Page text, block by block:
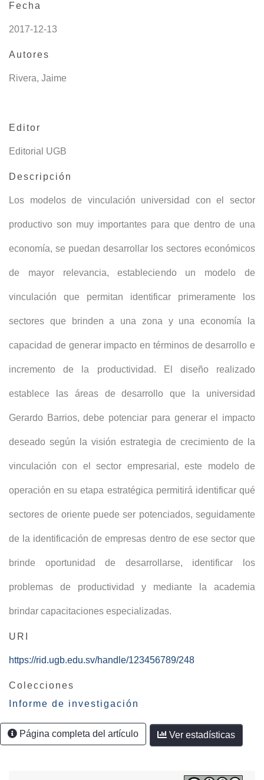
Fecha
2017-12-13
Autores
Rivera, Jaime
Editor
Editorial UGB
Descripción
Los modelos de vinculación universidad con el sector
productivo son muy importantes para que dentro de una
economía, se puedan desarrollar los sectores económicos
de mayor relevancia, estableciendo un modelo de
vinculación que permitan identificar primeramente los
sectores que brinden a una zona y una economía la
capacidad de generar impacto en términos de desarrollo e
incremento de la productividad. El diseño realizado
establece las áreas de desarrollo que la universidad
Gerardo Barrios, debe potenciar para generar el impacto
deseado según la visión estrategia de crecimiento de la
vinculación con el sector empresarial, este modelo de
operación en su etapa estratégica permitirá identificar qué
sectores de oriente puede ser potenciados, seguidamente
de la identificación de empresas dentro de ese sector que
brinde oportunidad de desarrollarse, identificar los
problemas de productividad y mediante la academia
brindar capacitaciones especializadas.
URI
https://rid.ugb.edu.sv/handle/123456789/248
Colecciones
Informe de investigación
Página completa del artículo Ver estadísticas